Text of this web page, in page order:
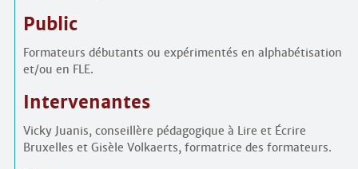
Public
Formateurs débutants ou expérimentés en alphabétisation
et/ou en FLE.
Intervenantes
Vicky Juanis, conseillère pédagogique à Lire et Écrire
Bruxelles et Gisèle Volkaerts, formatrice des formateurs.